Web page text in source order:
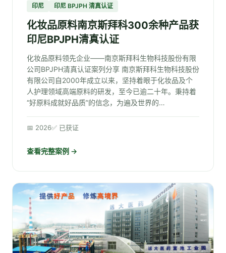
印尼 印尼 BPJPH 清真认证
化妆品原料南京斯拜科300余种产品获
印尼BPJPH清真认证
化妆品原料领先企业——南京斯拜科生物科技股份有限
公司BPJPH清真认证案列分享 南京斯拜科生物科技股份
有限公司自2000年成立以来，坚持着眼于化妆品及个
人护理领域高端原料的研发，至今已逾二十年。秉持着
“好原料成就好品质”的信念，为遍及世界的…
📅 2026✅ 已获证
查看完整案例 →